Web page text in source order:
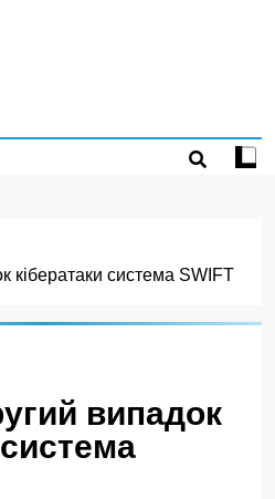
кібератаки система SWIFT
випадок